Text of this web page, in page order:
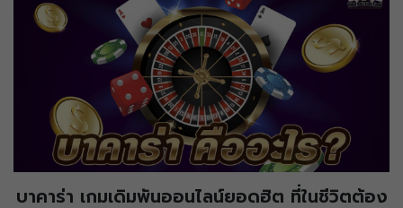
บาคาร่า เกมเดิมพันออนไลน์ยอดฮิต ที่ในชีวิตต้อง